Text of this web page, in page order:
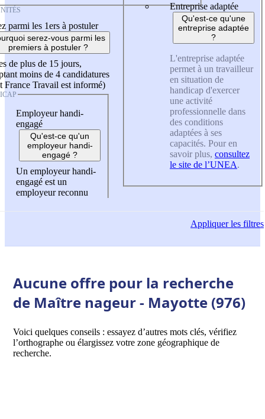
parmi les 1ers à postuler
serez-vous parmi les
premiers à postuler ?
de plus de 15 jours,
moins de 4 candidatures
France Travail est informé)
Employeur handi-
engagé
Qu'est-ce qu'un
employeur handi-
engagé ?
Un employeur handi-
engagé est un
employeur reconnu
Entreprise adaptée
Qu'est-ce qu'une
entreprise adaptée
?
L'entreprise adaptée
permet à un travailleur
en situation de
handicap d'exercer
une activité
professionnelle dans
des conditions
adaptées à ses
capacités. Pour en
savoir plus, consultez
le site de l’UNEA.
Appliquerles filtres
Aucune offre pour la recherche
de Maître nageur - Mayotte (976)
Voici quelques conseils : essayez d’autres mots clés, vérifiez
l’orthographe ou élargissez votre zone géographique de
recherche.